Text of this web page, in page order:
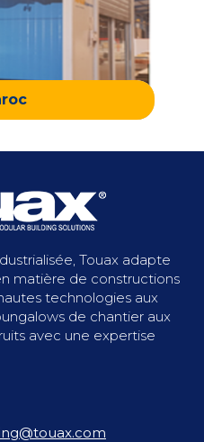
Touax adapte
matière de constructions
technologies aux
de chantier aux
avec une expertise